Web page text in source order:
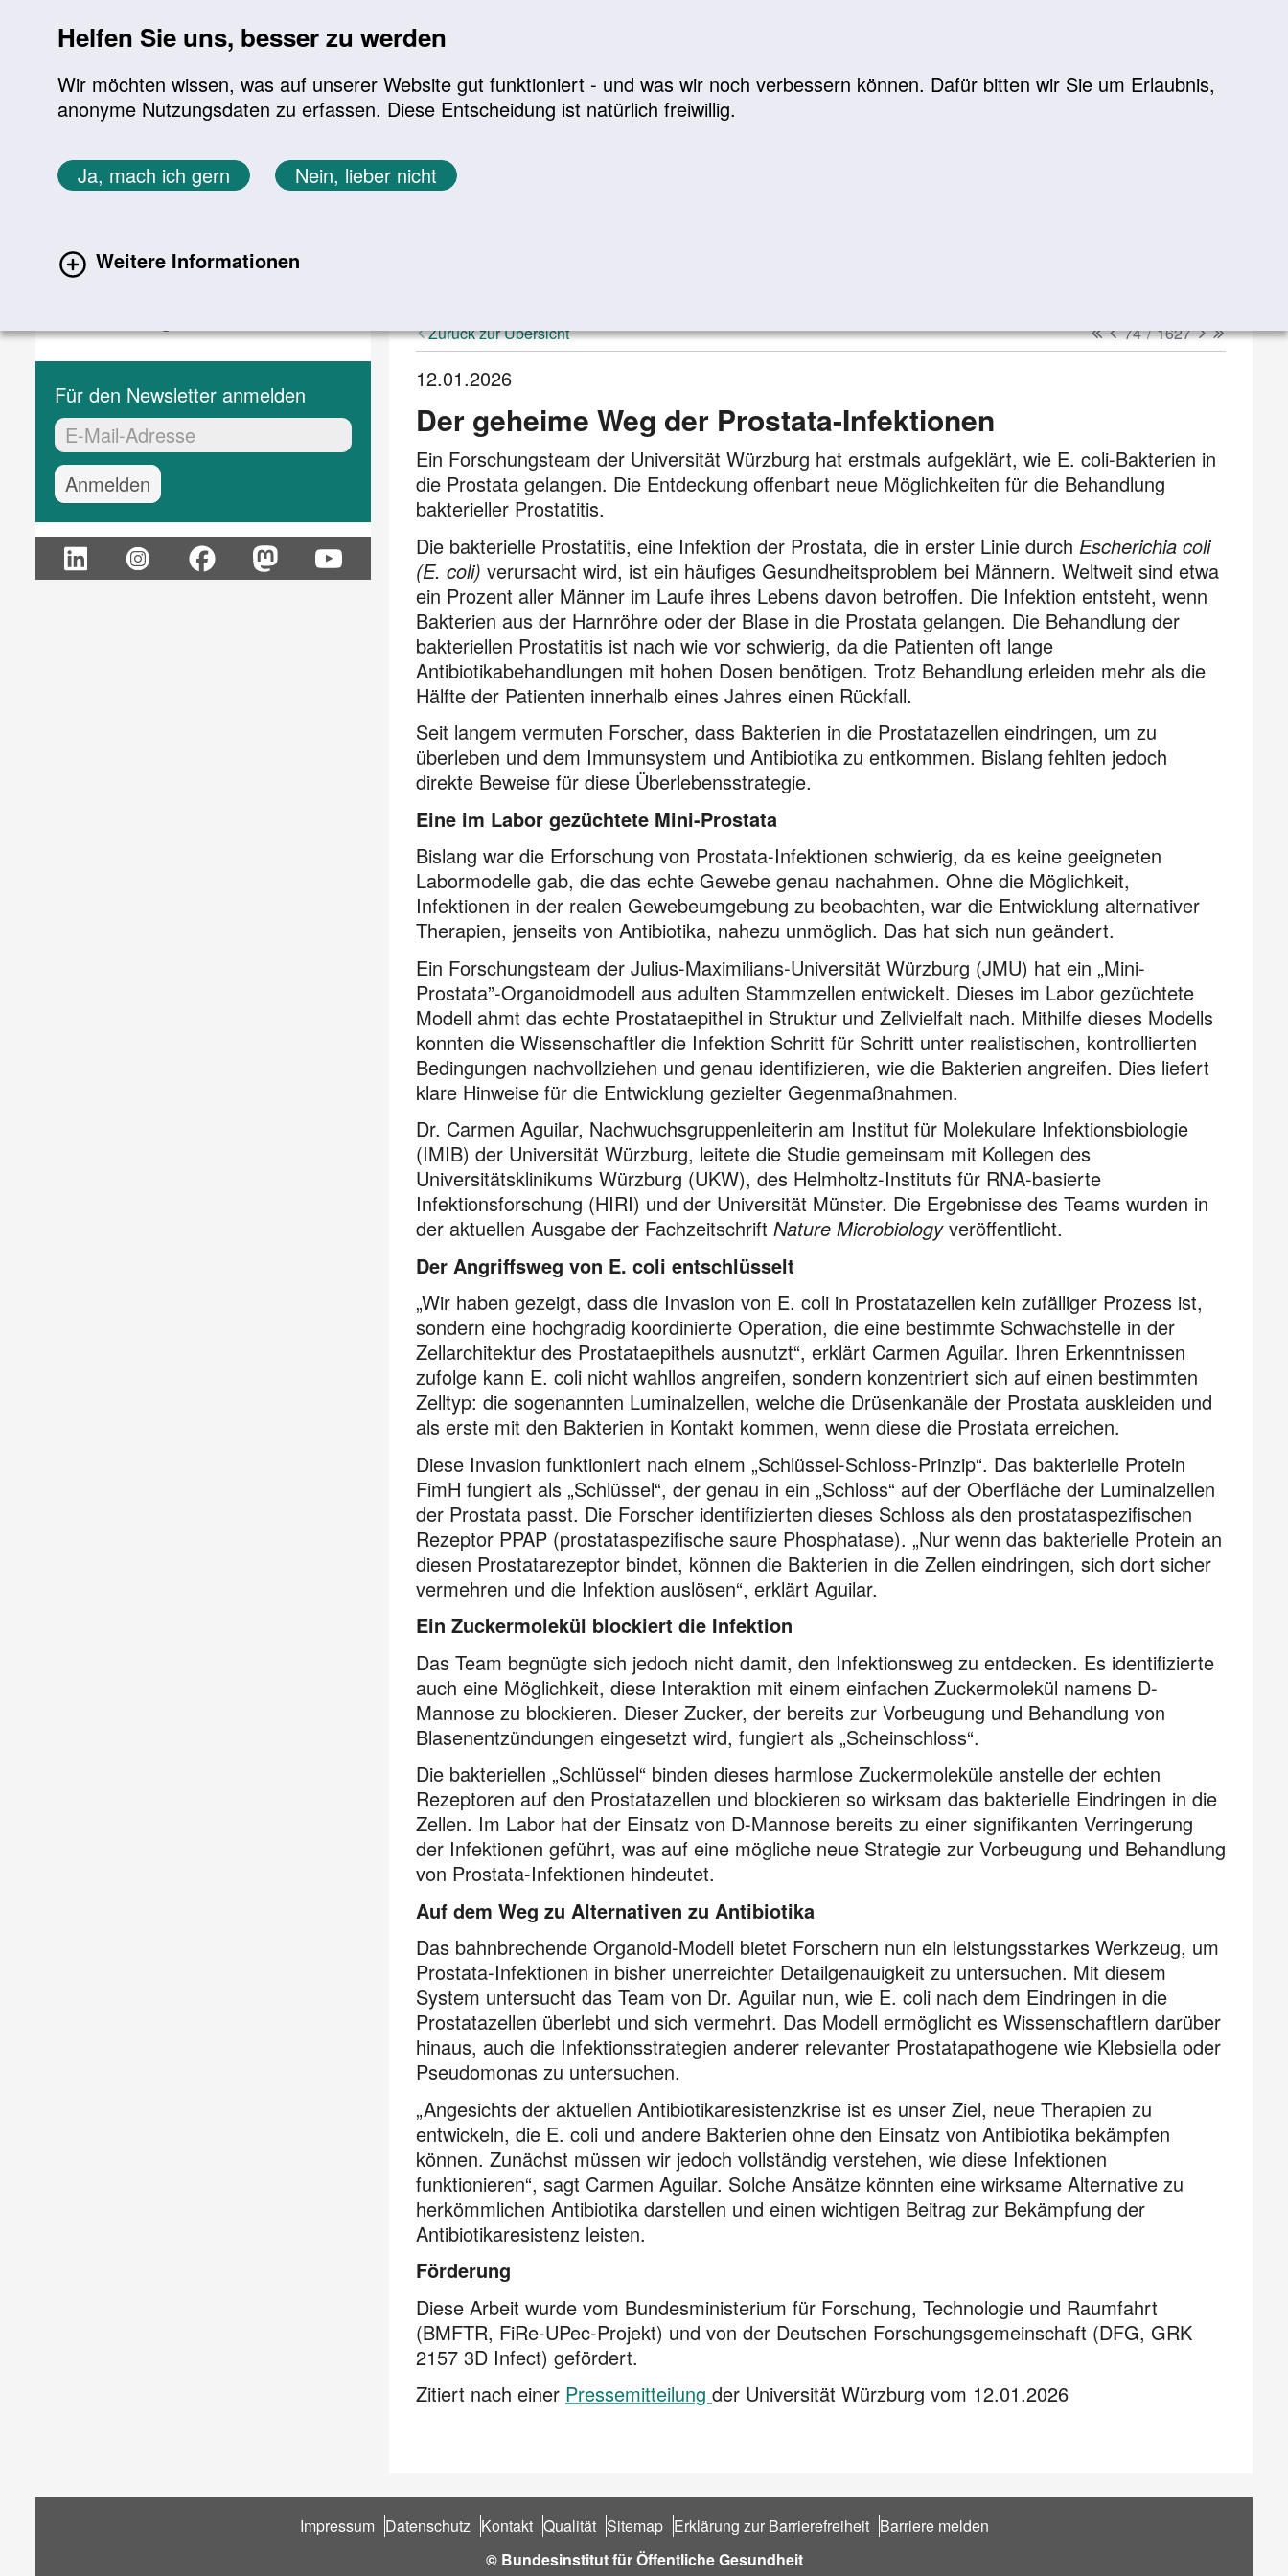
Helfen Sie uns, besser zu werden
Wir möchten wissen, was auf unserer Website gut funktioniert - und was wir noch verbessern können. Dafür bitten wir Sie um Erlaubnis,
anonyme Nutzungsdaten zu erfassen. Diese Entscheidung ist natürlich freiwillig.
Ja, mach ich gern Nein, lieber nicht
Weitere Informationen
Sie befinden sich hier:
Startseite Aktuelles Aktuelle Meldungen
Aktuelle Meldungen
Für den Newsletter anmelden
EMail-Adresse:*
Zurück zur Übersicht erster
vorheriger
74/1627nächster
letzter
12.01.2026
Der geheime Weg der Prostata-Infektionen
Ein Forschungsteam der Universität Würzburg hat erstmals aufgeklärt, wie E. coli-Bakterien in
die Prostata gelangen. Die Entdeckung offenbart neue Möglichkeiten für die Behandlung
bakterieller Prostatitis.
Die bakterielle Prostatitis, eine Infektion der Prostata, die in erster Linie durch Escherichia coli
(E. coli) verursacht wird, ist ein häufiges Gesundheitsproblem bei Männern. Weltweit sind etwa
ein Prozent aller Männer im Laufe ihres Lebens davon betroffen. Die Infektion entsteht, wenn
Bakterien aus der Harnröhre oder der Blase in die Prostata gelangen. Die Behandlung der
bakteriellen Prostatitis ist nach wie vor schwierig, da die Patienten oft lange
Antibiotikabehandlungen mit hohen Dosen benötigen. Trotz Behandlung erleiden mehr als die
Hälfte der Patienten innerhalb eines Jahres einen Rückfall.
Seit langem vermuten Forscher, dass Bakterien in die Prostatazellen eindringen, um zu
überleben und dem Immunsystem und Antibiotika zu entkommen. Bislang fehlten jedoch
direkte Beweise für diese Überlebensstrategie.
Eine im Labor gezüchtete Mini-Prostata
Bislang war die Erforschung von Prostata-Infektionen schwierig, da es keine geeigneten
Labormodelle gab, die das echte Gewebe genau nachahmen. Ohne die Möglichkeit,
Infektionen in der realen Gewebeumgebung zu beobachten, war die Entwicklung alternativer
Therapien, jenseits von Antibiotika, nahezu unmöglich. Das hat sich nun geändert.
Ein Forschungsteam der Julius-Maximilians-Universität Würzburg (JMU) hat ein „Mini-
Prostata”-Organoidmodell aus adulten Stammzellen entwickelt. Dieses im Labor gezüchtete
Modell ahmt das echte Prostataepithel in Struktur und Zellvielfalt nach. Mithilfe dieses Modells
konnten die Wissenschaftler die Infektion Schritt für Schritt unter realistischen, kontrollierten
Bedingungen nachvollziehen und genau identifizieren, wie die Bakterien angreifen. Dies liefert
klare Hinweise für die Entwicklung gezielter Gegenmaßnahmen.
Dr. Carmen Aguilar, Nachwuchsgruppenleiterin am Institut für Molekulare Infektionsbiologie
(IMIB) der Universität Würzburg, leitete die Studie gemeinsam mit Kollegen des
Universitätsklinikums Würzburg (UKW), des Helmholtz-Instituts für RNA-basierte
Infektionsforschung (HIRI) und der Universität Münster. Die Ergebnisse des Teams wurden in
der aktuellen Ausgabe der Fachzeitschrift Nature Microbiologyveröffentlicht.
Der Angriffsweg von E. coli entschlüsselt
„Wir haben gezeigt, dass die Invasion von E. coli in Prostatazellen kein zufälliger Prozess ist,
sondern eine hochgradig koordinierte Operation, die eine bestimmte Schwachstelle in der
Zellarchitektur des Prostataepithels ausnutzt“, erklärt Carmen Aguilar. Ihren Erkenntnissen
zufolge kann E. coli nicht wahllos angreifen, sondern konzentriert sich auf einen bestimmten
Zelltyp: die sogenannten Luminalzellen, welche die Drüsenkanäle der Prostata auskleiden und
als erste mit den Bakterien in Kontakt kommen, wenn diese die Prostata erreichen.
Diese Invasion funktioniert nach einem „Schlüssel-Schloss-Prinzip“. Das bakterielle Protein
FimH fungiert als „Schlüssel“, der genau in ein „Schloss“ auf der Oberfläche der Luminalzellen
der Prostata passt. Die Forscher identifizierten dieses Schloss als den prostataspezifischen
Rezeptor PPAP (prostataspezifische saure Phosphatase). „Nur wenn das bakterielle Protein an
diesen Prostatarezeptor bindet, können die Bakterien in die Zellen eindringen, sich dort sicher
vermehren und die Infektion auslösen“, erklärt Aguilar.
Ein Zuckermolekül blockiert die Infektion
Das Team begnügte sich jedoch nicht damit, den Infektionsweg zu entdecken. Es identifizierte
auch eine Möglichkeit, diese Interaktion mit einem einfachen Zuckermolekül namens D-
Mannose zu blockieren. Dieser Zucker, der bereits zur Vorbeugung und Behandlung von
Blasenentzündungen eingesetzt wird, fungiert als „Scheinschloss“.
Die bakteriellen „Schlüssel“ binden dieses harmlose Zuckermoleküle anstelle der echten
Rezeptoren auf den Prostatazellen und blockieren so wirksam das bakterielle Eindringen in die
Zellen. Im Labor hat der Einsatz von D-Mannose bereits zu einer signifikanten Verringerung
der Infektionen geführt, was auf eine mögliche neue Strategie zur Vorbeugung und Behandlung
von Prostata-Infektionen hindeutet.
Auf dem Weg zu Alternativen zu Antibiotika
Das bahnbrechende Organoid-Modell bietet Forschern nun ein leistungsstarkes Werkzeug, um
Prostata-Infektionen in bisher unerreichter Detailgenauigkeit zu untersuchen. Mit diesem
System untersucht das Team von Dr. Aguilar nun, wie E. coli nach dem Eindringen in die
Prostatazellen überlebt und sich vermehrt. Das Modell ermöglicht es Wissenschaftlern darüber
hinaus, auch die Infektionsstrategien anderer relevanter Prostatapathogene wie Klebsiella oder
Pseudomonas zu untersuchen.
„Angesichts der aktuellen Antibiotikaresistenzkrise ist es unser Ziel, neue Therapien zu
entwickeln, die E. coli und andere Bakterien ohne den Einsatz von Antibiotika bekämpfen
können. Zunächst müssen wir jedoch vollständig verstehen, wie diese Infektionen
funktionieren“, sagt Carmen Aguilar. Solche Ansätze könnten eine wirksame Alternative zu
herkömmlichen Antibiotika darstellen und einen wichtigen Beitrag zur Bekämpfung der
Antibiotikaresistenz leisten.
Förderung
Diese Arbeit wurde vom Bundesministerium für Forschung, Technologie und Raumfahrt
(BMFTR, FiRe-UPec-Projekt) und von der Deutschen Forschungsgemeinschaft (DFG, GRK
2157 3D Infect) gefördert.
Zitiert nach einer Pressemitteilung der Universität Würzburg vom 12.01.2026
Impressum Datenschutz Kontakt Qualität Sitemap Erklärung zur Barrierefreiheit Barriere melden
© Bundesinstitut für Öffentliche Gesundheit